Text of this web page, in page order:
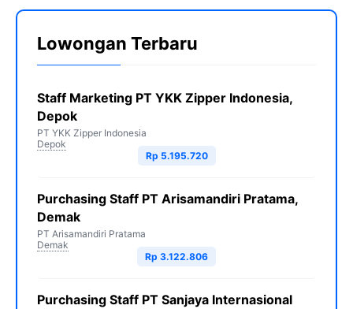
Lowongan Terbaru
Staff Marketing PT YKK Zipper Indonesia,
Depok
PT YKK Zipper Indonesia
Depok
Rp 5.195.720
Purchasing Staff PT Arisamandiri Pratama,
Demak
PT Arisamandiri Pratama
Demak
Rp 3.122.806
Purchasing Staff PT Sanjaya Internasional